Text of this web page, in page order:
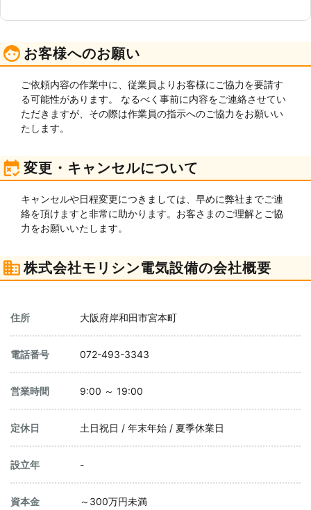
お客様へのお願い
ご依頼内容の作業中に、従業員よりお客様にご協力を要請す
る可能性があります。 なるべく事前に内容をご連絡させてい
ただきますが、その際は作業員の指示へのご協力をお願いい
たします。
変更・キャンセルについて
キャンセルや日程変更につきましては、早めに弊社までご連
絡を頂けますと非常に助かります。お客さまのご理解とご協
力をお願いいたします。
株式会社モリシン電気設備の会社概要
住所 大阪府岸和田市宮本町
資本金 ～300万円未満
電話番号 072-493-3343
営業時間 9:00 ～ 19:00
定休日 土日祝日 / 年末年始 / 夏季休業日
設立年 -